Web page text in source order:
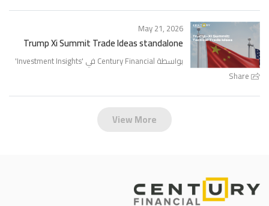
Share
May 21, 2026
Trump Xi Summit Trade Ideas standalone
بواسطة Century Financial في ' Investment Insights
'
View More